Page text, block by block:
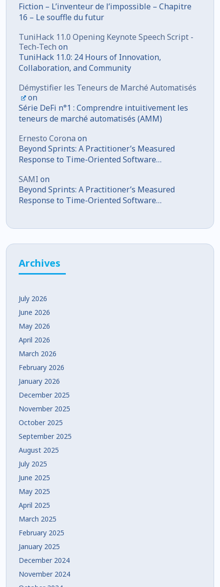
Fiction – L’inventeur de l’impossible – Chapitre
16 – Le souffle du futur
TuniHack 11.0 Opening Keynote Speech Script -
Tech-Tech on
TuniHack 11.0: 24 Hours of Innovation,
Collaboration, and Community
Démystifier les Teneurs de Marché Automatisés
on
Série DeFi n°1 : Comprendre intuitivement les
teneurs de marché automatisés (AMM)
Ernesto Corona on
Beyond Sprints: A Practitioner’s Measured
Response to Time-Oriented Software
SAMI on
Beyond Sprints: A Practitioner’s Measured
Response to Time-Oriented Software
Archives
July 2026
June 2026
May 2026
April 2026
March 2026
February 2026
January 2026
December 2025
November 2025
October 2025
September 2025
August 2025
July 2025
June 2025
May 2025
April 2025
March 2025
February 2025
January 2025
December 2024
November 2024